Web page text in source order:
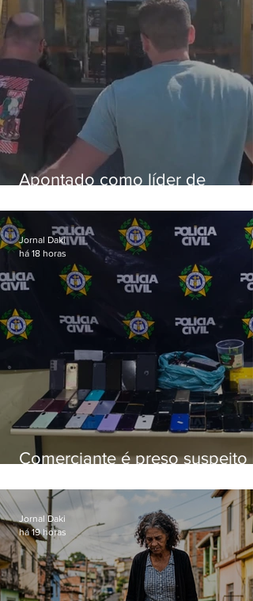
Apontado como líder de
aposentados é preso
Comerciante é preso suspeito
loja
Jornal Daki
há 18 horas
Jornal Daki
há 19 horas